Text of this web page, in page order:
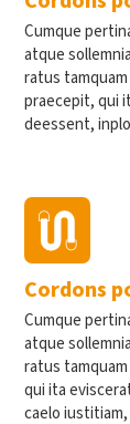
Cumque
atque
ratus
praecepit, qui
deessent,
Cordons
Cumque
atque
ratus
qui ita
caelo